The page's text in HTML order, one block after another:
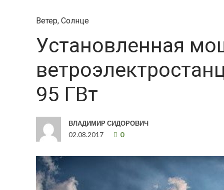
Ветер, Солнце
Установленная
95 ГВт
ВЛАДИМИР СИДОРОВИЧ
02.08.2017 0